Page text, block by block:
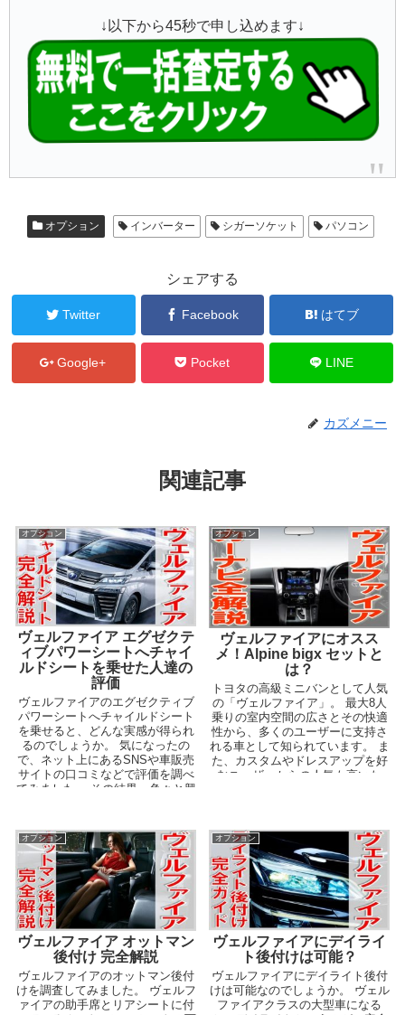
↓以下から45秒で申し込めます↓
オプション インバーター シガーソケット パソコン
シェアする
Twitter Facebook はてブ
Google+ Pocket LINE
カズメニー
関連記事
オプション
ヴェルファイア エグゼクテ
ィブパワーシートへチャイ
ルドシートを乗せた人達の
評価
ヴェルファイアのエグゼクティブ
パワーシートへチャイルドシート
を乗せると、どんな実感が得られ
るのでしょうか。 気になったの
で、ネット上にあるSNSや車販売
サイトの口コミなどで評価を調べ
てみました。 その結果、色々と興
オプション
ヴェルファイアにオスス
メ！Alpine bigx セットと
は？
トヨタの高級ミニバンとして人気
の「ヴェルファイア」。 最大8人
乗りの室内空間の広さとその快適
性から、多くのユーザーに支持さ
れる車として知られています。 ま
た、カスタムやドレスアップを好
むユーザーからの人気も高いた
オプション
ヴェルファイア オットマン
後付け 完全解説
ヴェルファイアのオットマン後付
けを調査してみました。 ヴェルフ
ァイアの助手席とリアシートに付
オプション
ヴェルファイアにデイライ
ト後付けは可能？
ヴェルファイアにデイライト後付
けは可能なのでしょうか。 ヴェル
ファイアクラスの大型車になる